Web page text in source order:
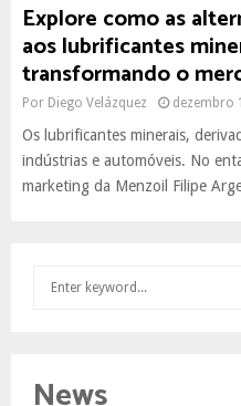
Explore como as
aos lubrificantes
transformando o
Por Diego Velázquez dezembro
Os lubrificantes minerais,
indústrias e automóveis. No
marketing da Menzoil Filipe
h